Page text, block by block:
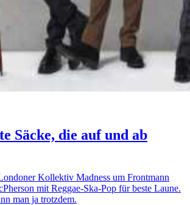
Säcke, die auf und ab
Kollektiv Madness um Frontmann
mit Reggae-Ska-Pop für beste Laune.
man ja trotzdem.